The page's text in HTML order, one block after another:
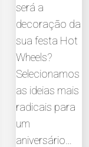
será a
decoração da
sua festa Hot
Wheels?
Selecionamos
as ideias mais
radicais para
um
aniversário…